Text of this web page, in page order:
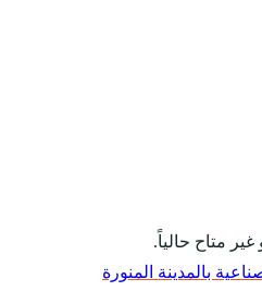
متاح حالياً.
بالمدينة المنورة